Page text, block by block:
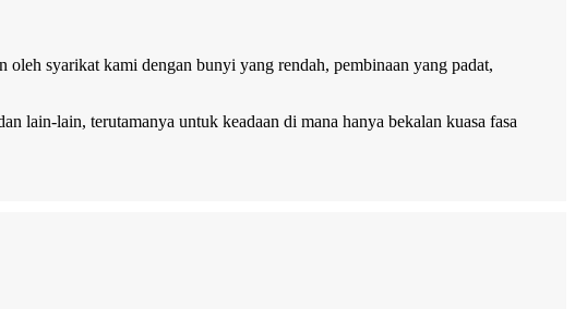
syarikat kami dengan bunyi yang rendah, pembinaan yang padat,
lain-lain, terutamanya untuk keadaan di mana hanya bekalan kuasa fasa